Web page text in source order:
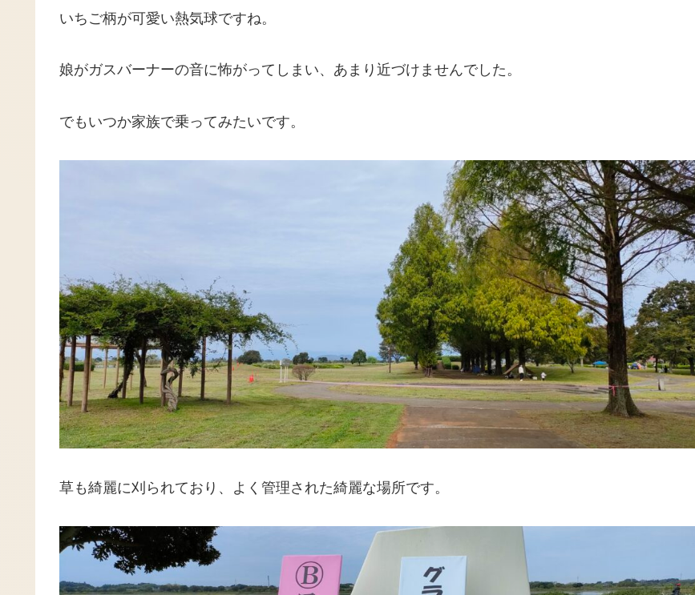
いちご柄が可愛い熱気球ですね。
娘がガスバーナーの音に怖がってしまい、あまり近づけませんでした。
でもいつか家族で乗ってみたいです。
草も綺麗に刈られており、よく管理された綺麗な場所です。